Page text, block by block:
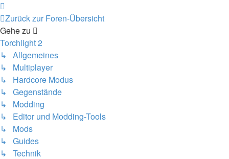
Zurück zur Foren-Übersicht
Gehe zu
Torchlight 2
↳ Allgemeines
↳ Multiplayer
↳ Hardcore Modus
↳ Gegenstände
↳ Modding
↳ Editor und Modding-Tools
↳ Mods
↳ Guides
↳ Technik